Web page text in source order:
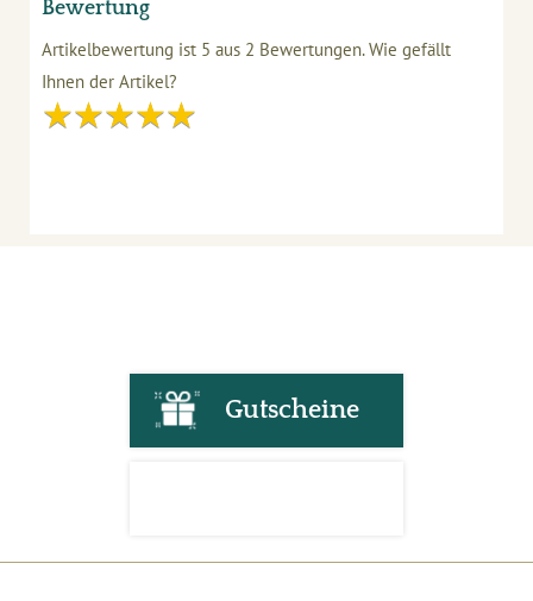
Bewertung
Artikelbewertung ist 5 aus 2 Bewertungen.Wie gefällt
Ihnen der Artikel?
Gutscheine